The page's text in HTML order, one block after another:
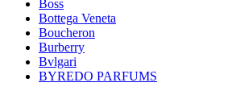
Boss
Bottega Veneta
Boucheron
Burberry
Bvlgari
BYREDO PARFUMS